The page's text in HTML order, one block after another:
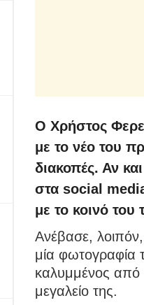
Ο Χρήστος
με το νέο του
διακοπές. Αν
στα social
με το κοινό
Ανέβασε,
μία φωτογραφία
καλυμμένος
μεγαλείο της.